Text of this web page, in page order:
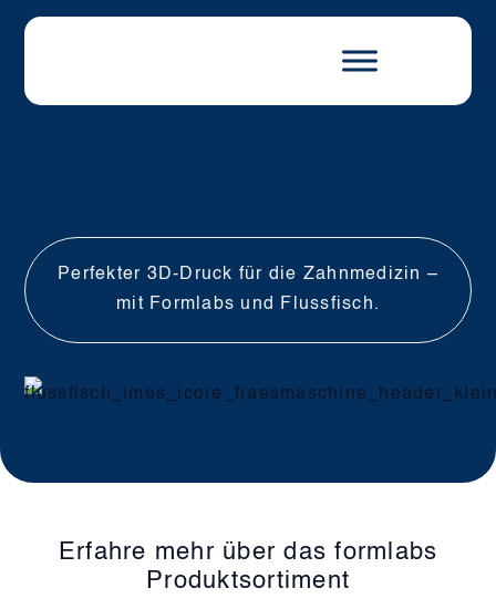
Perfekter 3D-Druck für die Zahnmedizin –
mit Formlabs und Flussfisch.
Erfahre mehr über das formlabs
Produktsortiment